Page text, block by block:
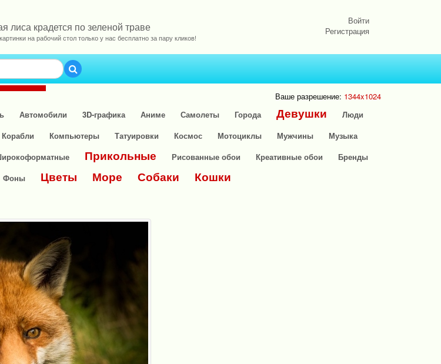
крадется по зеленой траве
на рабочий стол только у нас бесплатно за пару кликов!
Войти
Регистрация
Ваше разрешение: 1344x1024
Автомобили 3D-графика Аниме Самолеты Города Девушки
Люди
Корабли Компьютеры Татуировки Космос Мотоциклы Мужчины
Музыка
Прикольные Рисованные обои Креативные обои Бренды
Фоны Цветы Море Собаки Кошки